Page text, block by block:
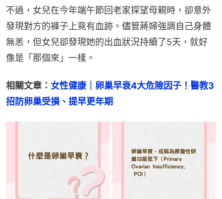
不過，女兒在今年端午節回老家探望母親時，卻意外
發現對方的褲子上竟有血跡。儘管蔣婦強調自己身體
無恙，但女兒卻發現她的出血狀況持續了5天，就好
像是「那個來」一樣。
相關文章： 女性健康｜卵巢早衰4大危險因子！醫教3
招防卵巢受損、提早更年期